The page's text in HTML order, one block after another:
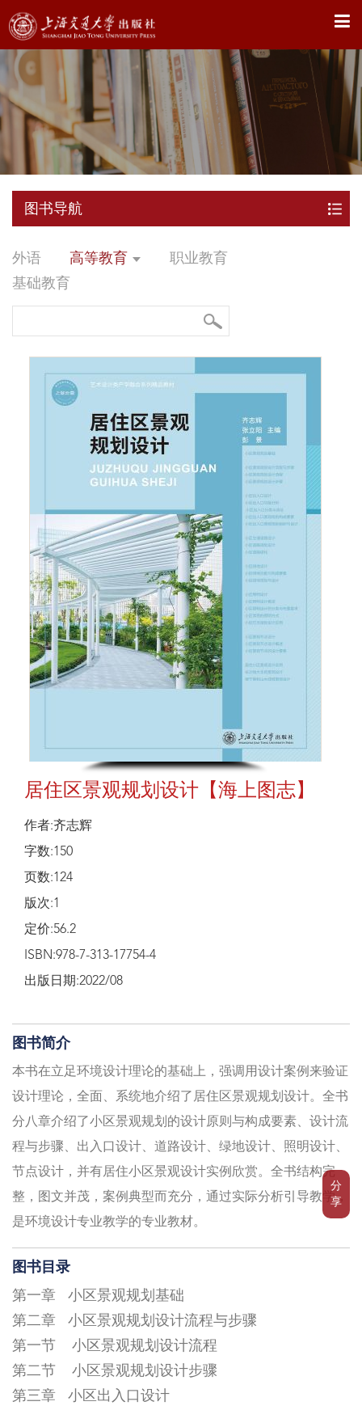
X
分
享
图书导航
外语 高等教育
职业教育
基础教育
居住区景观规划设计【海上图志】
作者:齐志辉
字数:150
页数:124
版次:1
定价:56.2
ISBN:978-7-313-17754-4
出版日期:2022/08
图书简介
本书在立足环境设计理论的基础上，强调用设计案例来验证
设计理论，全面、系统地介绍了居住区景观规划设计。全书
分八章介绍了小区景观规划的设计原则与构成要素、设计流
程与步骤、出入口设计、道路设计、绿地设计、照明设计、
节点设计，并有居住小区景观设计实例欣赏。全书结构完
整，图文并茂，案例典型而充分，通过实际分析引导教学，
是环境设计专业教学的专业教材。
图书目录
第一章 小区景观规划基础
第二章 小区景观规划设计流程与步骤
第一节 小区景观规划设计流程
第二节 小区景观规划设计步骤
第三章 小区出入口设计